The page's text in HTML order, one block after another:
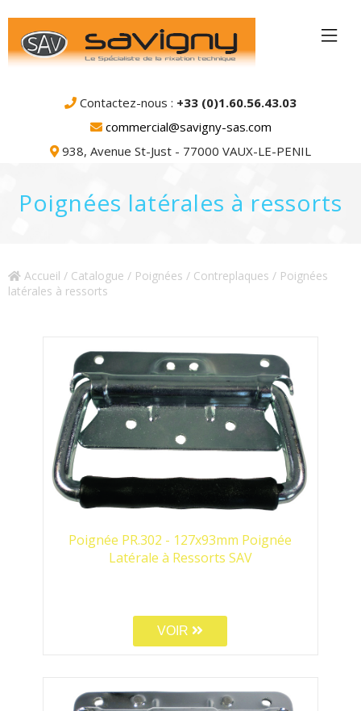
Contactez-nous : +33 (0)1.60.56.43.03
commercial@savigny-sas.com
938, Avenue St-Just - 77000 VAUX-LE-PENIL
Poignées latérales à ressorts
Accueil / Catalogue / Poignées / Contreplaques / Poignées
latérales à ressorts
Poignée PR.302 - 127x93mm Poignée
Latérale à Ressorts SAV
VOIR